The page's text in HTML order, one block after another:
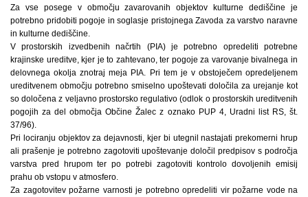
Za vse posege v območju zavarovanih objektov kulturne dediščine je
potrebno pridobiti pogoje in soglasje pristojnega Zavoda za varstvo naravne
in kulturne dediščine.
V prostorskih izvedbenih načrtih (PIA) je potrebno opredeliti potrebne
krajinske ureditve, kjer je to zahtevano, ter pogoje za varovanje bivalnega in
delovnega okolja znotraj meja PIA. Pri tem je v obstoječem opredeljenem
ureditvenem območju potrebno smiselno upoštevati določila za urejanje kot
so določena z veljavno prostorsko regulativo (odlok o prostorskih ureditvenih
pogojih za del območja Občine Žalec z oznako PUP 4, Uradni list RS, št.
37/96).
Pri lociranju objektov za dejavnosti, kjer bi utegnil nastajati prekomerni hrup
ali prašenje je potrebno zagotoviti upoštevanje določil predpisov s področja
varstva pred hrupom ter po potrebi zagotoviti kontrolo dovoljenih emisij
prahu ob vstopu v atmosfero.
Za zagotovitev požarne varnosti je potrebno opredeliti vir požarne vode na